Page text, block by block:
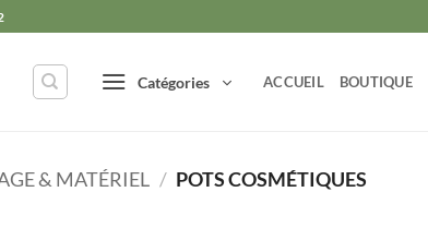
Catégories ACCUEIL BOUTIQUE
& MATÉRIEL / POTS COSMÉTIQUES